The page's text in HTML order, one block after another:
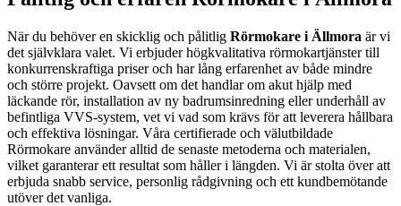
När du behöver en skicklig och pålitlig Rörmokare i Ällmora är vi
det självklara valet. Vi erbjuder högkvalitativa rörmokartjänster till
konkurrenskraftiga priser och har lång erfarenhet av både mindre
och större projekt. Oavsett om det handlar om akut hjälp med
läckande rör, installation av ny badrumsinredning eller underhåll av
befintliga VVS-system, vet vi vad som krävs för att leverera hållbara
och effektiva lösningar. Våra certifierade och välutbildade
Rörmokare använder alltid de senaste metoderna och materialen,
vilket garanterar ett resultat som håller i längden. Vi är stolta över att
erbjuda snabb service, personlig rådgivning och ett kundbemötande
utöver det vanliga.